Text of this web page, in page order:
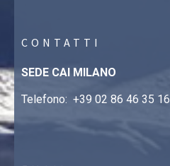
CONTATTI
SEDE CAI MILANO
Telefono: +39 02 86 46 35 16